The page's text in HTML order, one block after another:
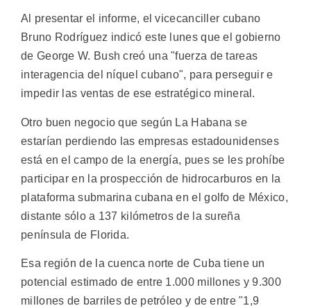
Al presentar el informe, el vicecanciller cubano
Bruno Rodríguez indicó este lunes que el gobierno
de George W. Bush creó una "fuerza de tareas
interagencia del níquel cubano", para perseguir e
impedir las ventas de ese estratégico mineral.
Otro buen negocio que según La Habana se
estarían perdiendo las empresas estadounidenses
está en el campo de la energía, pues se les prohíbe
participar en la prospección de hidrocarburos en la
plataforma submarina cubana en el golfo de México,
distante sólo a 137 kilómetros de la sureña
península de Florida.
Esa región de la cuenca norte de Cuba tiene un
potencial estimado de entre 1.000 millones y 9.300
millones de barriles de petróleo y de entre "1,9